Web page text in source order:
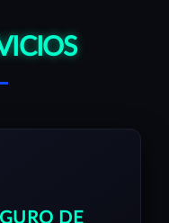
DE